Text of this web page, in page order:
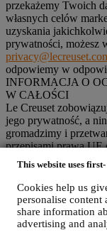
This website uses
Cookies help us
personalise content
share information
advertising and
przekażemy Twoich
własnych celów
uzyskania
prywatności, możesz
odpowiemy w
INFORMACJA O
W CAŁOŚCI
Le Creuset
jego prywatność, a
gromadzimy i
przepisami prawa
rozporządzeniem o
prawa dotyczącymi
terytorium i w
ochrony danych").
1. KIEDY I